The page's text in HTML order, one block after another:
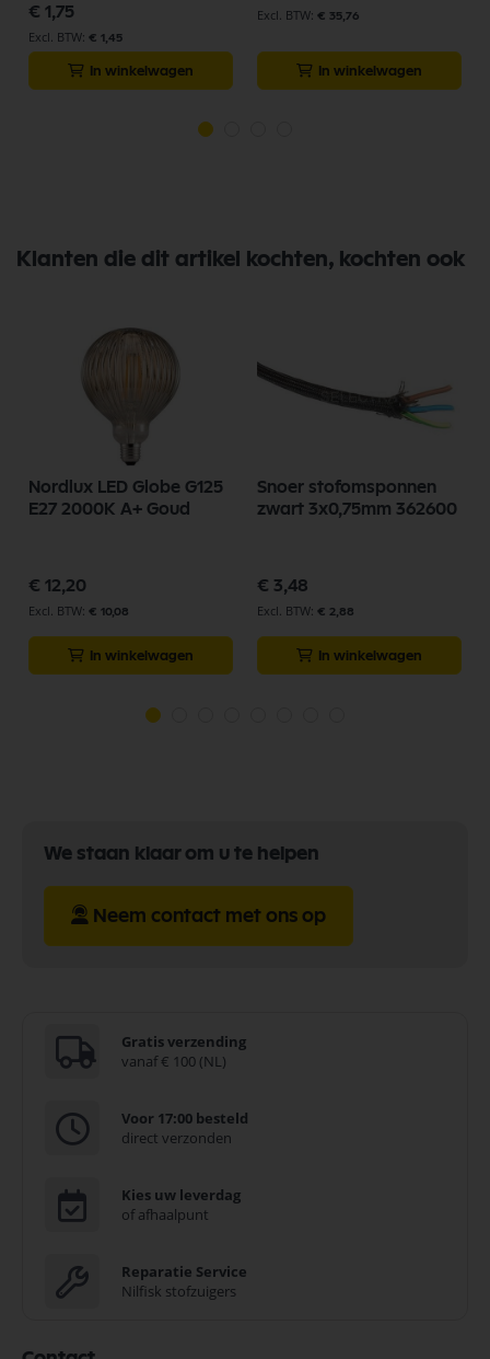
€ 1,75
€ 1,45
In winkelwagen
€ 35,76
In winkelwagen
Klanten die dit artikel kochten, kochten ook
Nordlux LED Globe G125
E27 2000K A+ Goud
€ 12,20
€ 10,08
In winkelwagen
Snoer stofomsponnen
zwart 3x0,75mm 362600
€ 3,48
€ 2,88
In winkelwagen
We staan klaar om u te helpen
Neem contact met ons op
Gratis verzending
vanaf € 100 (NL)
Voor 17:00 besteld
direct verzonden
Kies uw leverdag
of afhaalpunt
Reparatie Service
Nilfisk stofzuigers